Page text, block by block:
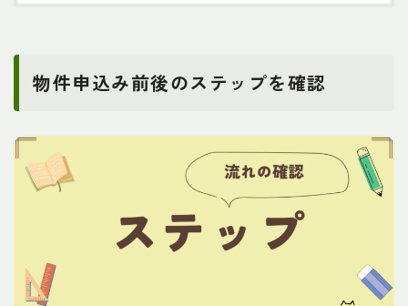
物件申込み前後のステップを確認